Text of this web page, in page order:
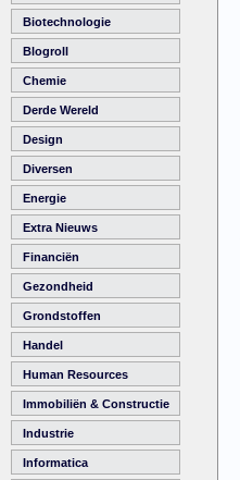
Biotechnologie
Blogroll
Chemie
Derde Wereld
Design
Diversen
Energie
Extra Nieuws
Financiën
Gezondheid
Grondstoffen
Handel
Human Resources
Immobiliën & Constructie
Industrie
Informatica